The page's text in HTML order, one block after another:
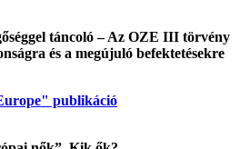
táncoló – Az OZE III törvény
és a megújuló befektetésekre
publikáció